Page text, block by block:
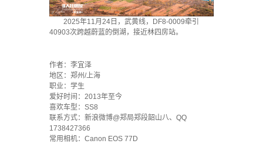
2025年11月24日，武黄线，DF8-0009牵引
40903次跨越蔚蓝的倒湖，接近林四房站。
作者：李宜泽
地区：郑州/上海
职业：学生
爱好时间：2013年至今
喜欢车型：SS8
联系方式：新浪微博@郑局郑段韶山八、QQ
1738427366
常用相机：Canon EOS 77D